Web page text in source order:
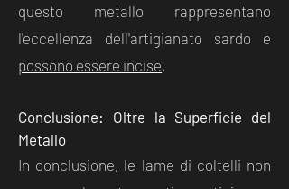
questo metallo rappresentano
l'eccellenza dell'artigianato sardo e
possono essere incise
Conclusione: Oltre la Superficie del
Metallo
In conclusione, le lame di coltelli non